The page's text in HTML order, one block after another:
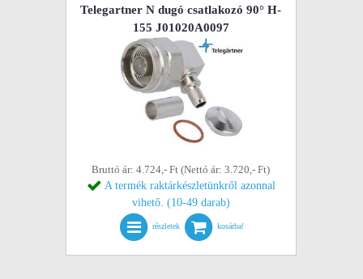
Telegartner N dugó csatlakozó 90° H-
155 J01020A0097
Bruttó ár: 4.724,- Ft (Nettó ár: 3.720,- Ft)
A termék raktárkészletünkről azonnal
vihető. (10-49 darab)
részletek kosárba!